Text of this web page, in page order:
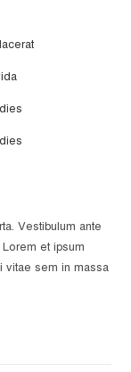
Vestibulum ante
et ipsum
vitae sem in massa